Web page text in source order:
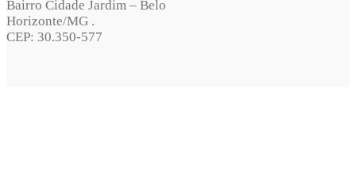
Bairro Cidade Jardim – Belo
Horizonte/MG .
CEP: 30.350-577